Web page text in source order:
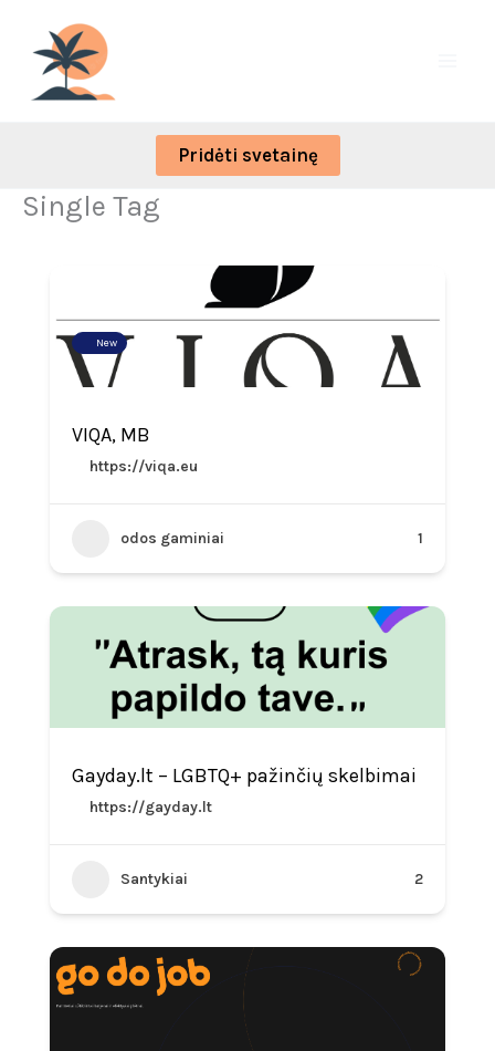
content
Pridėti svetainę
Single Tag
New
VIQA, MB
https://viqa.eu
odos gaminiai 1
Gayday.lt – LGBTQ+ pažinčių skelbimai
https://gayday.lt
Santykiai 2